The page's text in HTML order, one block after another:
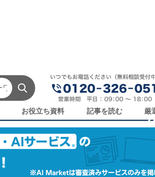
お役立ち資料 記事を読む 厳